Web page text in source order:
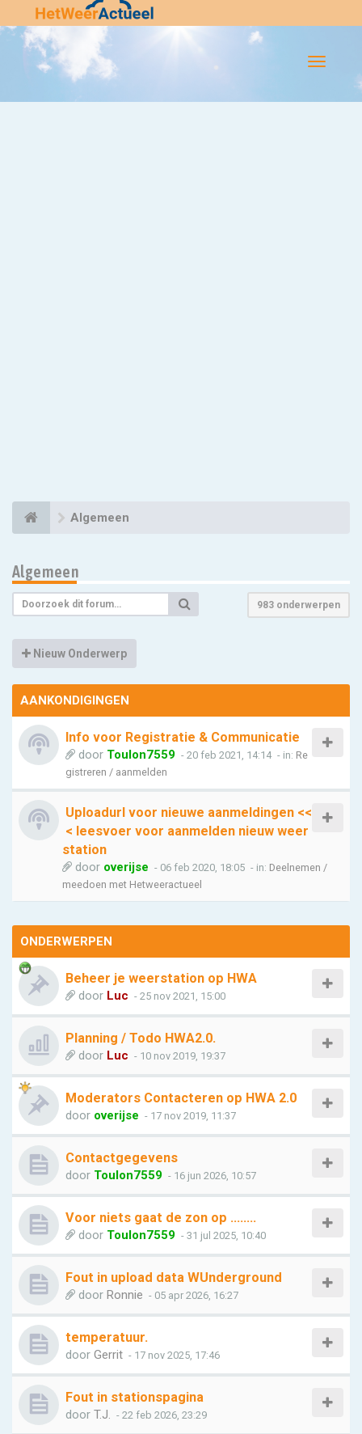
Flip-
Algemeen
Algemeen
983 onderwerpen
Nieuw Onderwerp
AANKONDIGINGEN
Info voor Registratie & Communicatie
door Toulon7559 - 20 feb 2021, 14:14 - in: Re
gistreren / aanmelden
Uploadurl voor nieuwe aanmeldingen <<
< leesvoer voor aanmelden nieuw weer
station
door overijse - 06 feb 2020, 18:05 - in: Deelnemen /
meedoen met Hetweeractueel
ONDERWERPEN
Beheer je weerstation op HWA
door Luc - 25 nov 2021, 15:00
Planning / Todo HWA2.0.
door Luc - 10 nov 2019, 19:37
Moderators Contacteren op HWA 2.0
door overijse - 17 nov 2019, 11:37
Contactgegevens
door Toulon7559 - 16 jun 2026, 10:57
Voor niets gaat de zon op ........
door Toulon7559 - 31 jul 2025, 10:40
Fout in upload data WUnderground
door Ronnie - 05 apr 2026, 16:27
temperatuur.
door Gerrit - 17 nov 2025, 17:46
Fout in stationspagina
door T.J. - 22 feb 2026, 23:29